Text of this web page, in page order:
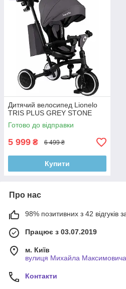
Дитячий велосипед Lionelo
TRIS PLUS GREY STONE
Готово до відправки
5 999 ₴ 6 499 ₴
Купити
Про нас
98% позитивних з 42 відгуків
Працює з 03.07.2019
м. Київ
вулиця Михайла
Контакти